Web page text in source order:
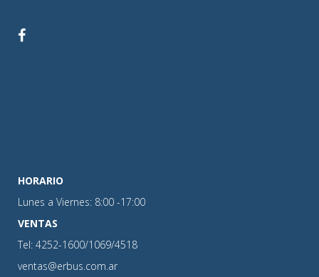
HORARIO
Lunes a Viernes: 8:00 -17:00
VENTAS
Tel: 4252-1600/1069/4518
ventas@erbus.com.ar